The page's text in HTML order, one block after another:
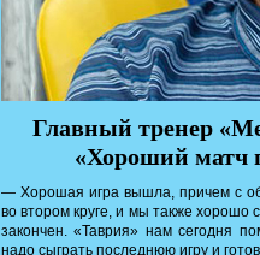
Главный тренер
«Хороший матч
— Хорошая игра вышла, причем с
во втором круге, и мы также хорошо
закончен. «Таврия» нам сегодня
надо сыграть последнюю игру и